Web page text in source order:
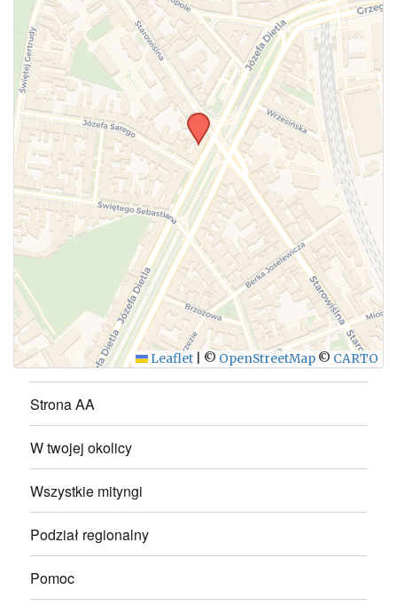
WYŚLIJ
Leaflet © OpenStreetMap © CARTO
Strona AA
W twojej okolicy
Wszystkie mityngi
Podział regionalny
Pomoc